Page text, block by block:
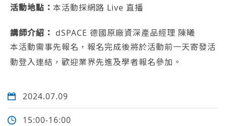
活動地點： 本活動採網路 Live 直播
講師介紹： dSPACE 德國原廠資深產品經理 陳曦
本活動需事先報名，報名完成後將於活動前一天寄發活
動登入連結，歡迎業界先進及學者報名參加。
2024.07.09
15:00-16:00